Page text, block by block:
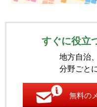
すぐに役立
地方自治
分野ごと
無料の